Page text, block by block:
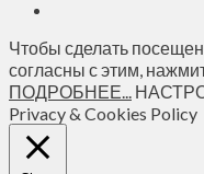
Чтобы сделать
согласны с этим,
ПОДРОБНЕЕ...
Privacy & Cookies Policy